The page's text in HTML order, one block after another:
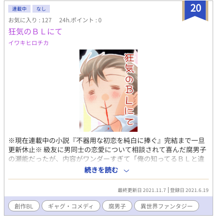
の二次創作・二次利用(アイコン・ヘッダー・壁紙利用など) は、
いかなる場合も一切禁止です。 ※Note on All My Original
Works→ Do not reprint, copy or download.
20
連載中 なし
お気に入り : 127 24h.ポイント : 0
狂気のＢＬにて
イワキヒロチカ
※現在連載中の小説『不器用な初恋を純白に捧ぐ』完結まで一旦
更新休止※ 級友に男同士の恋愛について相談されて喜んだ腐男子
の瀬能だったが、内容がワンダーすぎて「俺の知ってるＢＬと違
う」と死んだ魚的な目になりつつも鍛えぬいた妄想捏造想像力で
野郎の恋愛成就をひたすら願うお話。※ぼちぼち1枚ずつ掲載予
定。 【現在IF設定にて新章更新中】※タグの異世界はそちらのみ
の設定です※ 何故か瀬能が突然異世界の神的なものになるIF設定
の漫画が少し続きます。 しばらく絵を描いてない時期があり、リ
ハビリ用に始めたもので、この物語はフィクションです。
続きを読む
最終更新日 2021.11.7 登録日 2021.6.19
創作BL ギャグ・コメディ 腐男子 異世界ファンタジー